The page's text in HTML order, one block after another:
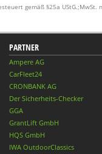
gemäß §25a UStG.;MwSt.
PARTNER
Ampere AG
CarFleet24
CRONBANK AG
Der Sicherheits-Checker
GGA
GrantLift GmbH
HQS GmbH
IWA OutdoorClassics